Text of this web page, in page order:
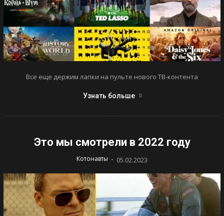
Все еще держим лапки на пульте нового ТВ-контента
Узнать больше
Это мы смотрели в 2022 году
Котонавты - 05.02.2023